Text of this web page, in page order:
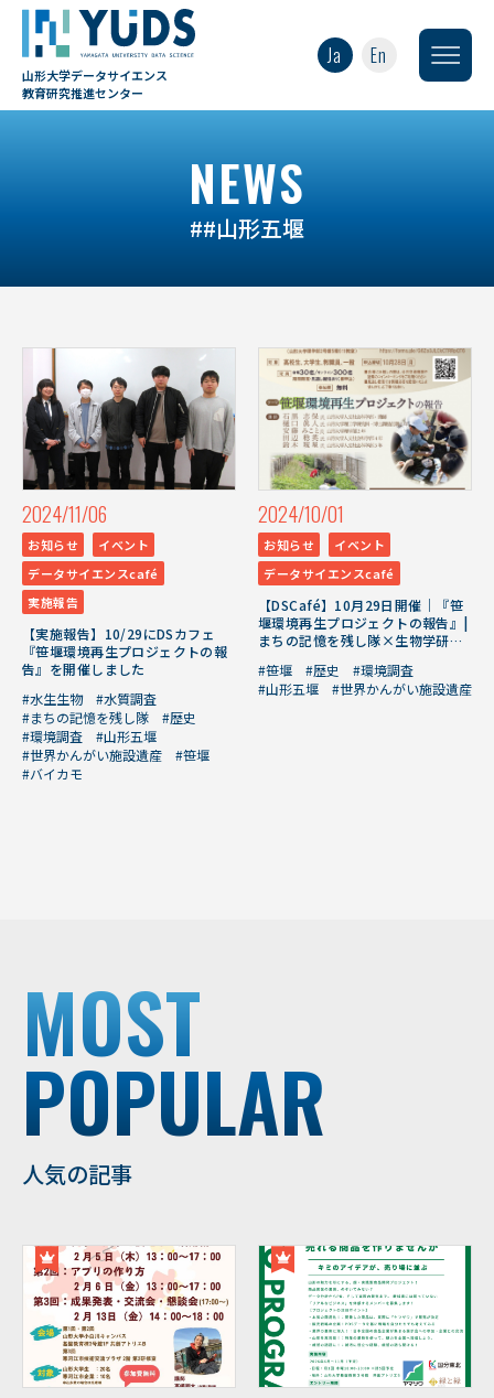
山形大学データサイエンス
教育研究推進センター
Ja En
NEWS
##山形五堰
2024/11/06
お知らせ
イベント
データサイエンスcafé
実施報告
【実施報告】10/29にDSカフェ
『笹堰環境再生プロジェクトの報
告』を開催しました
#水生生物
#水質調査
#まちの記憶を残し隊
#歴史
#環境調査
#山形五堰
#世界かんがい施設遺産
#笹堰
#バイカモ
2024/10/01
お知らせ
イベント
データサイエンスcafé
【DSCafé】10月29日開催｜『笹
堰環境再生プロジェクトの報告』|
まちの記憶を残し隊×生物学研究
#笹堰 #歴史
#環境調査
#山形五堰
#世界かんがい施設遺産
MOST
POPULAR
人気の記事